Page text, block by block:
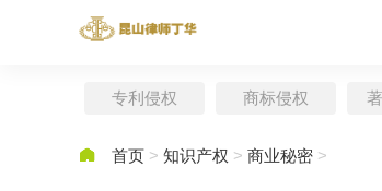
专利侵权 商标侵权
 首页 > 知识产权 > 商业秘密 >